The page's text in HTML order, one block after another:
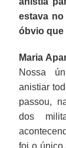
estava
óbvio que
Maria
Nossa
anistiar
passou,
dos
foi o único